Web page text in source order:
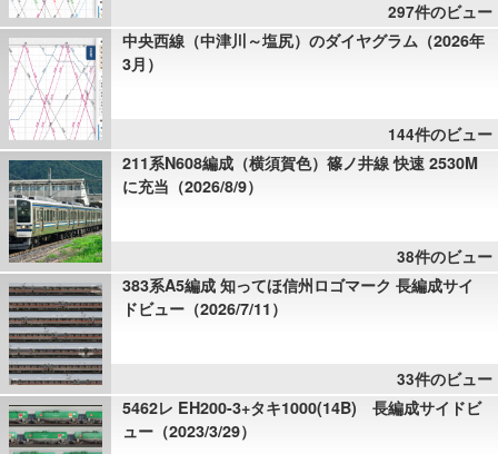
297件のビュー
中央西線（中津川～塩尻）のダイヤグラム（2026年
3月）
144件のビュー
211系N608編成（横須賀色）篠ノ井線 快速 2530M
に充当（2026/8/9）
38件のビュー
383系A5編成 知ってほ信州ロゴマーク 長編成サイ
ドビュー（2026/7/11）
33件のビュー
5462レ EH200-3+タキ1000(14B) 長編成サイドビ
ュー（2023/3/29）